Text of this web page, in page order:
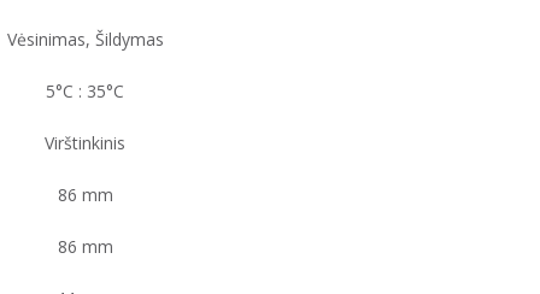
Vėsinimas, Šildymas
5°C : 35°C
Virštinkinis
86 mm
86 mm